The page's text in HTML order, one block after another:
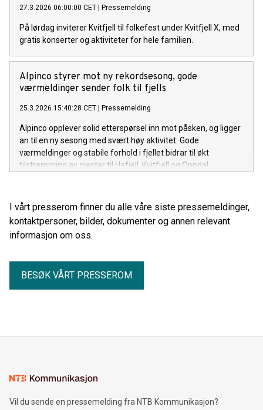
27.3.2026 06:00:00 CET Pressemelding
På lørdag inviterer Kvitfjell til folkefest under Kvitfjell X, med
gratis konserter og aktiviteter for hele familien.
Alpinco styrer mot ny rekordsesong, gode
værmeldinger sender folk til fjells
25.3.2026 15:40:28 CET Pressemelding
Alpinco opplever solid etterspørsel inn mot påsken, og ligger
an til en ny sesong med svært høy aktivitet. Gode
værmeldinger og stabile forhold i fjellet bidrar til økt
tilstrømming av gjester til Hafjell, Kvitfjell og Oppdal.
I vårt presserom finner du alle våre siste pressemeldinger,
kontaktpersoner, bilder, dokumenter og annen relevant
informasjon om oss.
BESØK VÅRT PRESSEROM
Vil du sende en pressemelding fra NTB Kommunikasjon?